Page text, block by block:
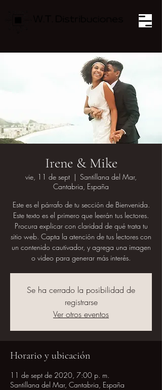
Irene & Mike
vie, 11 de sept
  |
Santillana del Mar,
Cantabria, España
Este es el párrafo de tu sección de Bienvenida.
Este texto es el primero que leerán tus lectores.
Procura explicar con claridad de qué trata tu
sitio web. Capta la atención de tus lectores con
un contenido cautivador, y agrega una imagen
o video para generar más interés.
Se ha cerrado la posibilidad de
registrarse
Ver otros eventos
Horario y ubicación
11 de sept de 2020, 7:00 p. m.
Santillana del Mar, Cantabria, España